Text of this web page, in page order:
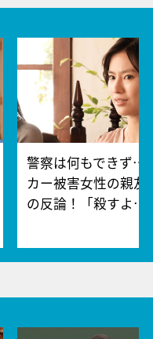
警察は何もできず…
カー被害女性の親友
の反論！「殺すよ…